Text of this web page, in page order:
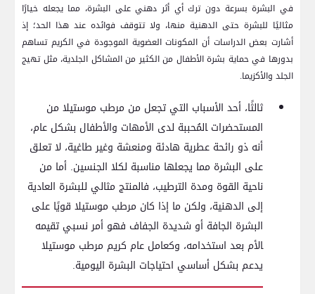
في⁣ البشرة بسرعة دون ترك أي أثر دهني ⁢على ​البشرة، مما يجعله خيارًا
مثاليًا ​للبشرة⁤ حتى ⁢الدهنية منها، ولا تتوقف فوائده عند هذا ⁣الحد؛⁢ إذ
أشارت بعض الدراسات أن المكونات العضوية الموجودة في الكريم تساهم
بدورها في حماية بشرة الأطفال⁤ من الكثير⁢ من المشاكل الجلدية، ‌مثل تهيج
الجلد والأكزيما.
ثالثًا، أحد ⁢الأسباب التي تجعل​ من مرطب موستيلا من
المستحضرات ‍المُحببة لدى الأمهات والأطفال بشكل ⁣عام،
أنه ذو رائحة عطرية هادئة ومنعشة وغير طاغية، لا تعلق
على البشرة مما يجعلها مناسبة لكلا الجنسين. أما من
ناحية القوة ومدة الترطيب، فالمنتج مثالي للبشرة العادية
إلى الدهنية، ولكن ما إذا‍ كان مرطب موستيلا قويًا على
البشرة الجافة‌ أو شديدة⁤ الجفاف فهو أمر نسبي تقيمه
‍الأم بعد ‌استخدامه، وكعامل عام كريم مرطب‌ موستيلا
يدعم ⁢بشكل أساسي⁣ احتياجات البشرة اليومية.